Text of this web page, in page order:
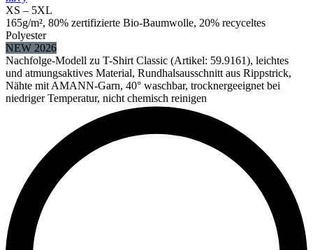
XS – 5XL
165g/m², 80% zertifizierte Bio-Baumwolle, 20% recyceltes
Polyester
NEW 2026
Nachfolge-Modell zu T-Shirt Classic (Artikel: 59.9161), leichtes
und atmungsaktives Material, Rundhalsausschnitt aus Rippstrick,
Nähte mit AMANN-Garn, 40° waschbar, trocknergeeignet bei
niedriger Temperatur, nicht chemisch reinigen